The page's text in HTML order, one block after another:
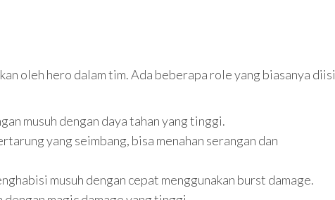
oleh hero dalam tim. Ada beberapa role yang biasanya diisi
musuh dengan daya tahan yang tinggi.
yang seimbang, bisa menahan serangan dan
musuh dengan cepat menggunakan burst damage.